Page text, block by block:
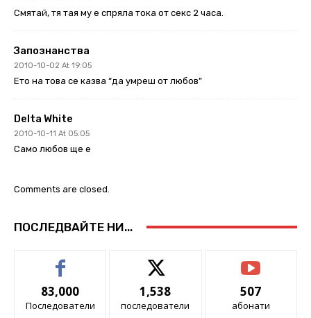
Смятай, тя тая му е спряла тока от секс 2 часа.
Запознанства
2010-10-02 At 19:05
Ето на това се казва “да умреш от любов”
Delta White
2010-10-11 At 05:05
Само любов ще е
Comments are closed.
ПОСЛЕДВАЙТЕ НИ...
83,000
Последователи
1,538
последователи
507
абонати